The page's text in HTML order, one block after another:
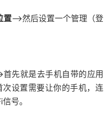
置——>然后设置一个管理（登
首先就是去手机自带的应用
次设置需要让你的手机，连
号。